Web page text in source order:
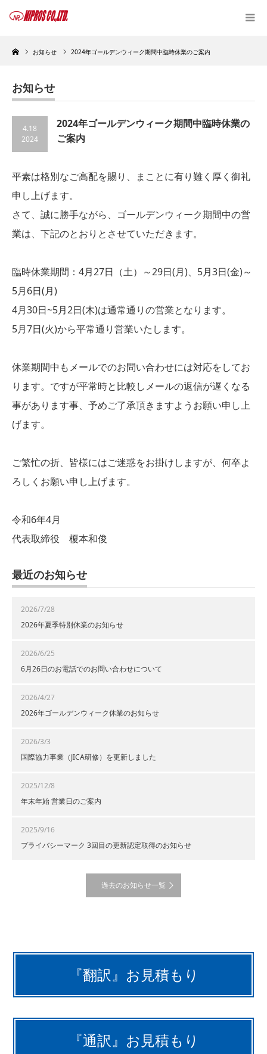
Home お知らせ 2024年ゴールデンウィーク期間中臨時休業のご案内
お知らせ
4.18
2024
2024年ゴールデンウィーク期間中臨時休業の
ご案内
平素は格別なご高配を賜り、まことに有り難く厚く御礼
申し上げます。
さて、誠に勝手ながら、ゴールデンウィーク期間中の営
業は、下記のとおりとさせていただきます。
臨時休業期間：4月27日（土）～29日(月)、5月3日(金)～
5月6日(月)
4月30日~5月2日(木)は通常通りの営業となります。
5月7日(火)から平常通り営業いたします。
休業期間中もメールでのお問い合わせには対応をしてお
ります。ですが平常時と比較しメールの返信が遅くなる
事があります事、予めご了承頂きますようお願い申し上
げます。
ご繁忙の折、皆様にはご迷惑をお掛けしますが、何卒よ
ろしくお願い申し上げます。
令和6年4月
代表取締役 榎本和俊
最近のお知らせ
2026/7/28
2026年夏季特別休業のお知らせ
2026/6/25
6月26日のお電話でのお問い合わせについて
2026/4/27
2026年ゴールデンウィーク休業のお知らせ
2026/3/3
国際協力事業（JICA研修）を更新しました
2025/12/8
年末年始 営業日のご案内
2025/9/16
プライバシーマーク 3回目の更新認定取得のお知らせ
過去のお知らせ一覧
『翻訳』お見積もり
『通訳』お見積もり